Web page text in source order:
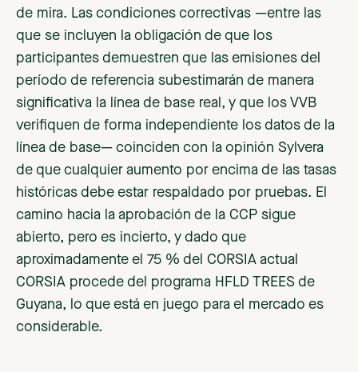
de mira. Las condiciones correctivas —entre las
que se incluyen la obligación de que los
participantes demuestren que las emisiones del
período de referencia subestimarán de manera
significativa la línea de base real, y que los VVB
verifiquen de forma independiente los datos de la
línea de base— coinciden con la opinión Sylvera
de que cualquier aumento por encima de las tasas
históricas debe estar respaldado por pruebas. El
camino hacia la aprobación de la CCP sigue
abierto, pero es incierto, y dado que
aproximadamente el 75 % del CORSIA actual
CORSIA procede del programa HFLD TREES de
Guyana, lo que está en juego para el mercado es
considerable.